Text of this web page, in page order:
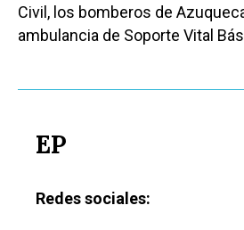
Civil, los bomberos de
ambulancia de Soporte Vital
EP
Redes sociales: